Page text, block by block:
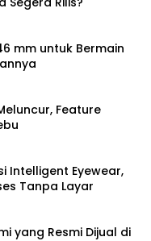
mm untuk Bermain
Feature
Intelligent Eyewear,
Tanpa Layar
yang Resmi Dijual di